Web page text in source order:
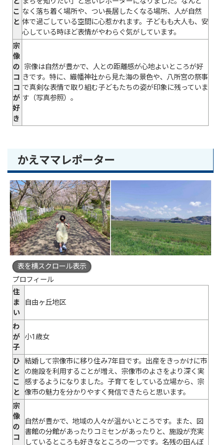
こ
と
なく落ち着く場所や、つい長居したくなる場所、人が自然
体で過ごしている空間に心惹かれます。子どもも大人も、安
心している時ほど表情がやわらぐ気がしています。
宗
像
の
コ
コ
が
好
き
宗像は自然が豊かで、人との距離感が心地よいところが好
きです。特に、織幡神社から見た海の景色や、八所宮の祭事
で真剣な表情で取り組む子どもたちの姿が印象に残っていま
す（写真参照）。
かえママレポーター
表を横スクロール表示
プロフィール
住
ま
い
自由ヶ丘地区
わ
が
子
小1歳女
ひ
と
こ
と
結婚して宗像市に移り住み7年目です。出産をきっかけに市
の施設を利用することが増え、宗像市のよさをより深く実
感するようになりました。子育てをしている立場から、宗
像市の魅力を分かりやすく発信できたらと思います。
宗
像
の
コ
自然が豊かで、地域の人々が温かいところです。また、図
書館の分館があったりコミセンがあったりと、施設が充実
しているところも好きなところの一つです。名残の田んぼ